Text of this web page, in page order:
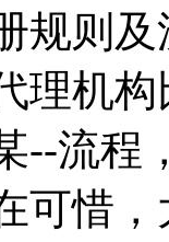
规则
理机
--流程
可惜